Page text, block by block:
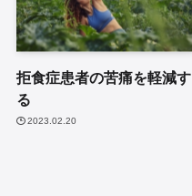
拒食症患者の苦痛を軽減す
る
2023.02.20